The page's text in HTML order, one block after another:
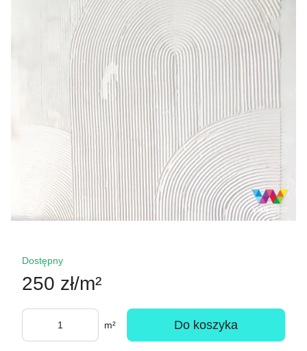
Dostępny
250 zł/m²
m² Do koszyka